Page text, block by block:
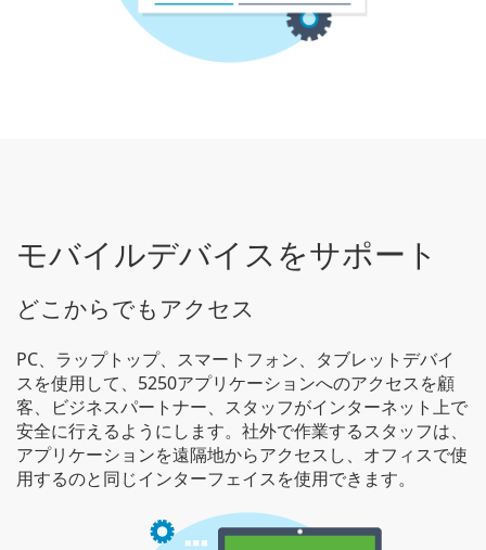
モバイルデバイスをサポート
どこからでもアクセス
PC、ラップトップ、スマートフォン、タブレットデバイ
スを使用して、5250アプリケーションへのアクセスを顧
客、ビジネスパートナー、スタッフがインターネット上で
安全に行えるようにします。社外で作業するスタッフは、
アプリケーションを遠隔地からアクセスし、オフィスで使
用するのと同じインターフェイスを使用できます。